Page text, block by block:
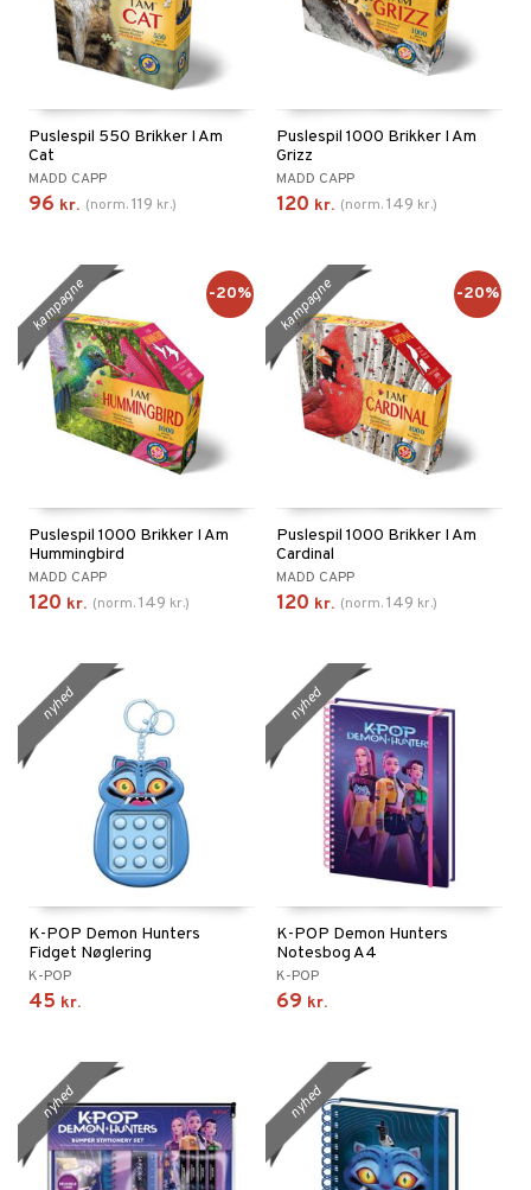
Puslespil 550 Brikker I Am
Cat
MADD CAPP
96 kr. (norm.119 kr.)
Puslespil 1000 Brikker I Am
Grizz
MADD CAPP
120 kr. (norm.149 kr.)
Puslespil 1000 Brikker I Am
Hummingbird
MADD CAPP
120 kr. (norm.149 kr.)
kampagne -20%
Puslespil 1000 Brikker I Am
Cardinal
MADD CAPP
120 kr. (norm.149 kr.)
kampagne -20%
K-POP Demon Hunters
Fidget Nøglering
K-POP
45 kr.
nyhed
K-POP Demon Hunters
Notesbog A4
K-POP
69 kr.
nyhed
nyhed nyhed